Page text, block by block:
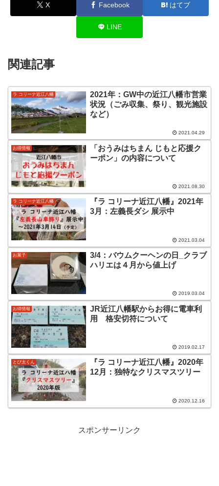
X Facebook はてブ
LINE
関連記事
ラ コリーナ近江八幡
2021年：GW中の近江八幡市営業
状況（ごみ収集、祭り、観光施設
など）
2021.04.29
お得情報
「おうみはちまん じもと応援ク
ーポン」の内容について
2021.08.30
ラ コリーナ近江八幡
『ラ コリーナ近江八幡』2021年
3月：左義長ダシ 展示中
2021.03.04
お菓子
3/4：バウムクーヘンの日_クラブ
ハリエは４月から値上げ
2019.03.04
お得情報
JR近江八幡駅からお得に電車利
用 格安切符について
2019.02.17
とび太くん
『ラ コリーナ近江八幡』2020年
12月：独特なクリスマスツリー
2020.12.16
スポンサーリンク